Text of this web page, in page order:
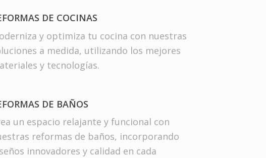
DE COCINAS
y optimiza tu cocina con nuestras
a medida, utilizando los mejores
y tecnologías.
DE BAÑOS
un espacio relajante y funcional con
reformas de baños, incorporando
innovadores y calidad en cada